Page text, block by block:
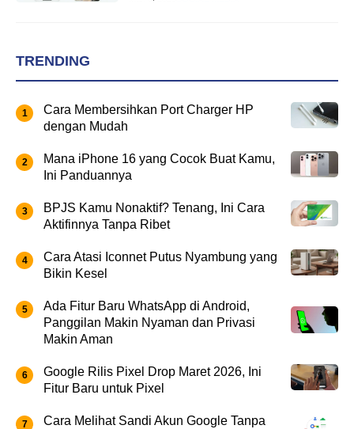
TRENDING
Cara Membersihkan Port Charger HP
dengan Mudah
Mana iPhone 16 yang Cocok Buat Kamu,
Ini Panduannya
BPJS Kamu Nonaktif? Tenang, Ini Cara
Aktifinnya Tanpa Ribet
Cara Atasi Iconnet Putus Nyambung yang
Bikin Kesel
Ada Fitur Baru WhatsApp di Android,
Panggilan Makin Nyaman dan Privasi
Makin Aman
Google Rilis Pixel Drop Maret 2026, Ini
Fitur Baru untuk Pixel
Cara Melihat Sandi Akun Google Tanpa